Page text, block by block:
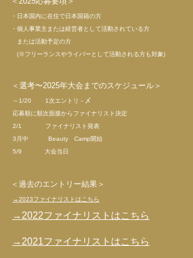
・日本国内に在住で日本国籍の方
・個人事業主または経営者として活動されている方
または活動予定の方
(※フリーランスやライバーとして活動される方も対象)
＜​選考〜2025年大会までのスケジュール＞
～1/20 1次エントリ－〆
応募順に順次面接からファイナリスト決定
2/1 ファイナリスト発表
3月中 Beauty Camp開始
5/9 大会当日
＜過去の​エントリー結果＞
​→2023ファイナリストはこちら
​→2022ファイナリストはこちら
​→2021ファイナリストはこちら